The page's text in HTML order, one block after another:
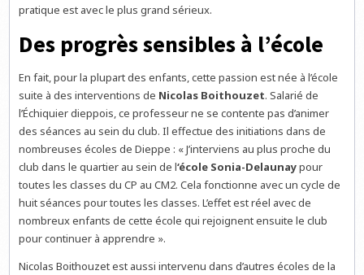
pratique est avec le plus grand sérieux.
Des progrès sensibles à l’école
En fait, pour la plupart des enfants, cette passion est née à l’école
suite à des interventions de Nicolas Boithouzet. Salarié de
l’Échiquier dieppois, ce professeur ne se contente pas d’animer
des séances au sein du club. Il effectue des initiations dans de
nombreuses écoles de Dieppe : « J’interviens au plus proche du
club dans le quartier au sein de l‘école Sonia-Delaunaypour
toutes les classes du CP au CM2. Cela fonctionne avec un cycle de
huit séances pour toutes les classes. L’effet est réel avec de
nombreux enfants de cette école qui rejoignent ensuite le club
pour continuer à apprendre ».
Nicolas Boithouzet est aussi intervenu dans d’autres écoles de la